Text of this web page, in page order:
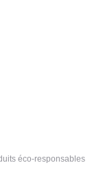
éco-responsables